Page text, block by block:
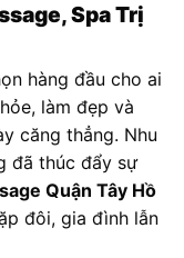
Spa Trị
hàng đầu cho ai
làm đẹp và
căng thẳng. Nhu
đã thúc đẩy sự
Quận Tây Hồ
đôi, gia đình lẫn